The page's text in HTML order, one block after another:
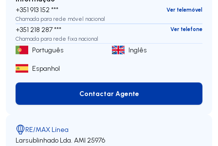
+351 913 152 ***
Ver telemóvel
Chamada para rede móvel nacional
+351 218 287 ***
Ver telefone
Chamada para rede fixa nacional
Português Inglês
Espanhol
Contactar Agente
Contactar Agente
RE/MAX Línea
Larsublinhado Lda. AMI 25976